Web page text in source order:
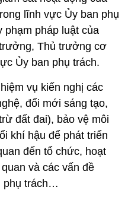
lĩnh vực Ủy ban phụ
phạm pháp luật của
Thủ trưởng cơ
Ủy ban phụ trách.
vụ kiến nghị các
đổi mới sáng tạo,
đất đai), bảo vệ môi
khí hậu để phát triển
đến tổ chức, hoạt
và các vấn đề
phụ trách…